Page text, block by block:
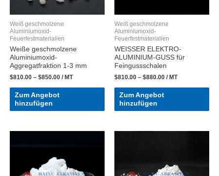
Weiß geschmolzene
Aluminiumoxid-
Feuerfestmaterialien
Weiße geschmolzene
Aluminiumoxid-
Aggregatfraktion 1-3 mm
$810.00 – $850.00 / MT
Zum Angebot
hinzufügen
Weiß geschmolzene
Aluminiumoxid-
Feuerfestmaterialien
WEISSER ELEKTRO-
ALUMINIUM-GUSS für
Feingussschalen
$810.00 – $880.00 / MT
Zum Angebot
hinzufügen